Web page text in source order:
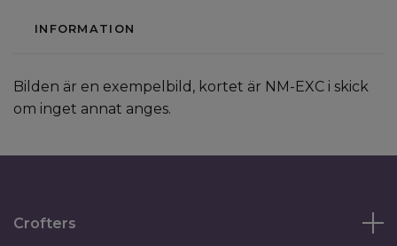
INFORMATION
Bilden är en exempelbild, kortet är NM-EXC i skick
om inget annat anges.
Crofters